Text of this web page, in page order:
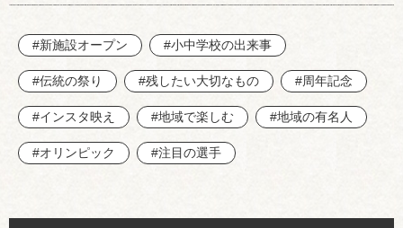
#新施設オープン #小中学校の出来事
#伝統の祭り #残したい大切なもの #周年記念
#インスタ映え #地域で楽しむ #地域の有名人
#オリンピック #注目の選手